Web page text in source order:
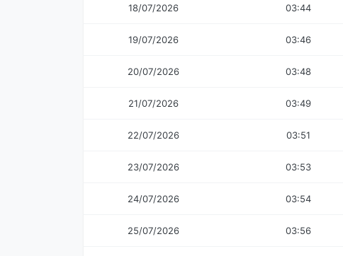
18/07/2026 03:44
19/07/2026 03:46
20/07/2026 03:48
21/07/2026 03:49
22/07/2026 03:51
23/07/2026 03:53
24/07/2026 03:54
25/07/2026 03:56